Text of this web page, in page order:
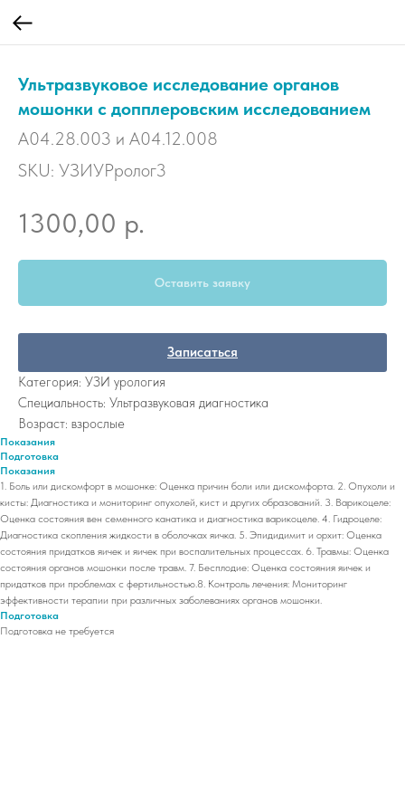
Ультразвуковое исследование органов
мошонки с допплеровским исследованием
A04.28.003 и A04.12.008
SKU: УЗИУРролог3
1300,00 р.
Оставить заявку
Записаться
Категория: УЗИ урология
Специальность: Ультразвуковая диагностика
Возраст: взрослые
Показания
Подготовка
Показания
1. Боль или дискомфорт в мошонке: Оценка причин боли или дискомфорта. 2. Опухоли и
кисты: Диагностика и мониторинг опухолей, кист и других образований. 3. Варикоцеле:
Оценка состояния вен семенного канатика и диагностика варикоцеле. 4. Гидроцеле:
Диагностика скопления жидкости в оболочках яичка. 5. Эпидидимит и орхит: Оценка
состояния придатков яичек и яичек при воспалительных процессах. 6. Травмы: Оценка
состояния органов мошонки после травм. 7. Бесплодие: Оценка состояния яичек и
придатков при проблемах с фертильностью.8. Контроль лечения: Мониторинг
эффективности терапии при различных заболеваниях органов мошонки.
Подготовка
Подготовка не требуется